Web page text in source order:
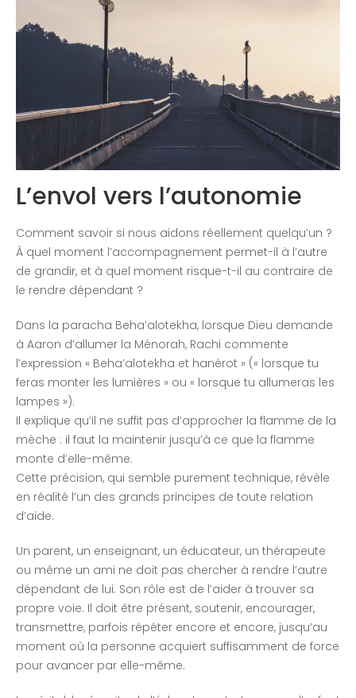
Congrès 2020
L’envol vers l’autonomie
Comment savoir si nous aidons réellement quelqu’un ?
À quel moment l’accompagnement permet-il à l’autre
de grandir, et à quel moment risque-t-il au contraire de
le rendre dépendant ?
Dans la paracha Beha’alotekha, lorsque Dieu demande
à Aaron d’allumer la Ménorah, Rachi commente
l’expression « Beha’alotekha et hanérot » (« lorsque tu
feras monter les lumières » ou « lorsque tu allumeras les
lampes »).
Il explique qu’il ne suffit pas d’approcher la flamme de la
mèche : il faut la maintenir jusqu’à ce que la flamme
monte d’elle-même.
Cette précision, qui semble purement technique, révèle
en réalité l’un des grands principes de toute relation
d’aide.
Un parent, un enseignant, un éducateur, un thérapeute
ou même un ami ne doit pas chercher à rendre l’autre
dépendant de lui. Son rôle est de l’aider à trouver sa
propre voie. Il doit être présent, soutenir, encourager,
transmettre, parfois répéter encore et encore, jusqu’au
moment où la personne acquiert suffisamment de force
pour avancer par elle-même.